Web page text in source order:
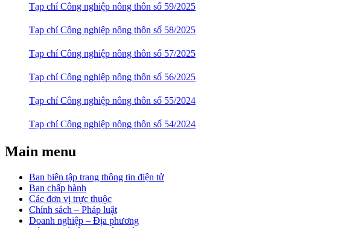
Tạp chí Công nghiệp nông thôn số 59/2025
Tạp chí Công nghiệp nông thôn số 58/2025
Tạp chí Công nghiệp nông thôn số 57/2025
Tạp chí Công nghiệp nông thôn số 56/2025
Tạp chí Công nghiệp nông thôn số 55/2024
Tạp chí Công nghiệp nông thôn số 54/2024
Main menu
Ban biên tập trang thông tin điện tử
Ban chấp hành
Các đơn vị trực thuộc
Chính sách – Pháp luật
Doanh nghiệp – Địa phương